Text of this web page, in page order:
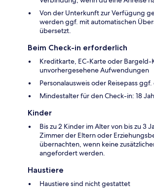
Von der Unterkunft zur Verfügung
werden ggf. mit automatischen
übersetzt.
Beim Check-in erforderlich
Kreditkarte, EC-Karte oder Bargeld-
unvorhergesehene Aufwendungen
Personalausweis oder Reisepass
Mindestalter für den Check-in: 18
Kinder
Bis zu 2 Kinder im Alter von bis zu 3
Zimmer der Eltern oder
übernachten, wenn keine
angefordert werden.
Haustiere
Haustiere sind nicht gestattet